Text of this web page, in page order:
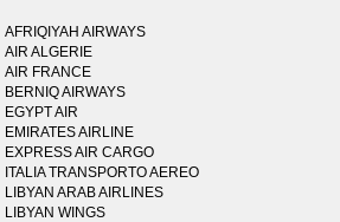
AFRIQIYAH AIRWAYS
AIR ALGERIE
AIR FRANCE
BERNIQ AIRWAYS
EGYPT AIR
EMIRATES AIRLINE
EXPRESS AIR CARGO
ITALIA TRANSPORTO AEREO
LIBYAN ARAB AIRLINES
LIBYAN WINGS